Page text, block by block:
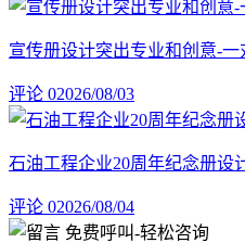
宣传册设计突出专业和创意-
评论 02026/08/03
石油工程企业20周年纪念册设
评论 02026/08/04
免费呼叫-轻松咨询